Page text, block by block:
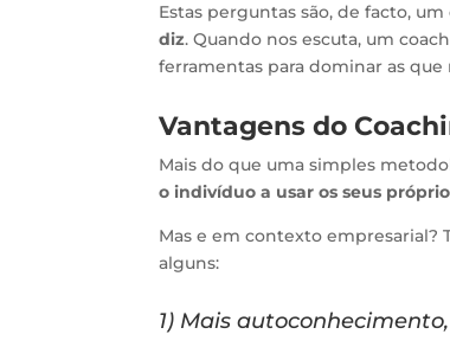
Estas perguntas são, de facto,
diz. Quando nos escuta, um
ferramentas para dominar as
Vantagens do
Mais do que uma simples
o indivíduo a usar os seus
Mas e em contexto empresarial?
alguns:
1) Mais